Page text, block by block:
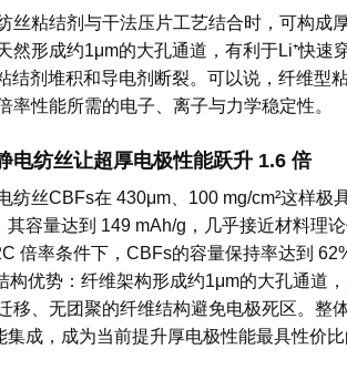
丝粘结剂与干法压片工艺结合时，可构成
然形成约1μm的大孔通道，有利于Li⁺快速
结剂堆积和导电剂断裂。可以说，纤维型
率性能所需的电子、离子与力学稳定性。
电纺丝让超厚电极性能跃升 1.6 倍
纺丝CBFs在 430μm、100 mg/cm²这样
其容量达到 149 mAh/g，几乎接近材料理
倍率条件下，CBFs的容量保持率达到
构优势：纤维架构形成约1μm的大孔通道
移、无团聚的纤维结构避免电极死区。整
集成，成为当前提升厚电极性能最具性价比